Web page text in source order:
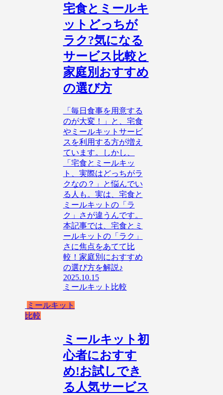
宅食とミールキ
ットどっちが
ラク?気になる
サービス比較と
家庭別おすすめ
の選び方
「毎日食事を用意する
のが大変！」と、宅食
やミールキットサービ
スを利用する方が増え
ています。しかし、
「宅食とミールキッ
ト、実際はどっちがラ
クなの？」と悩んでい
る人も。実は、宅食と
ミールキットの「ラ
ク」さが違うんです。
本記事では、宅食とミ
ールキットの「ラク」
さに焦点をあてて比
較！家庭別におすすめ
の選び方を解説♪
2025.10.15
ミールキット比較
ミールキット
比較
ミールキット初
心者におすす
め!お試しでき
る人気サービス